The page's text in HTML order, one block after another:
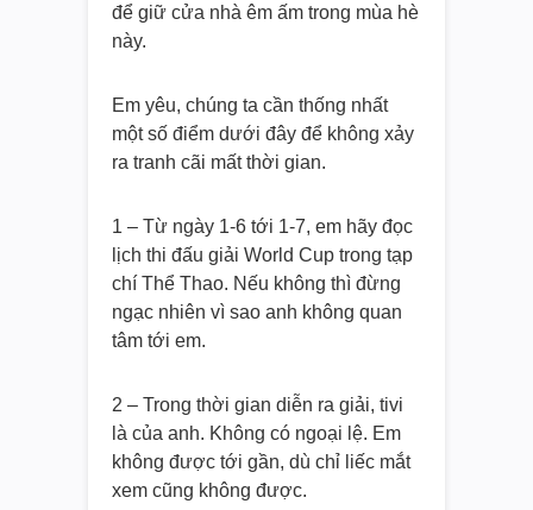
để giữ cửa nhà êm ấm trong mùa hè
này.
Em yêu, chúng ta cần thống nhất
một số điểm dưới đây để không xảy
ra tranh cãi mất thời gian.
1 – Từ ngày 1-6 tới 1-7, em hãy đọc
lịch thi đấu giải World Cup trong tạp
chí Thể Thao. Nếu không thì đừng
ngạc nhiên vì sao anh không quan
tâm tới em.
2 – Trong thời gian diễn ra giải, tivi
là của anh. Không có ngoại lệ. Em
không được tới gần, dù chỉ liếc mắt
xem cũng không được.